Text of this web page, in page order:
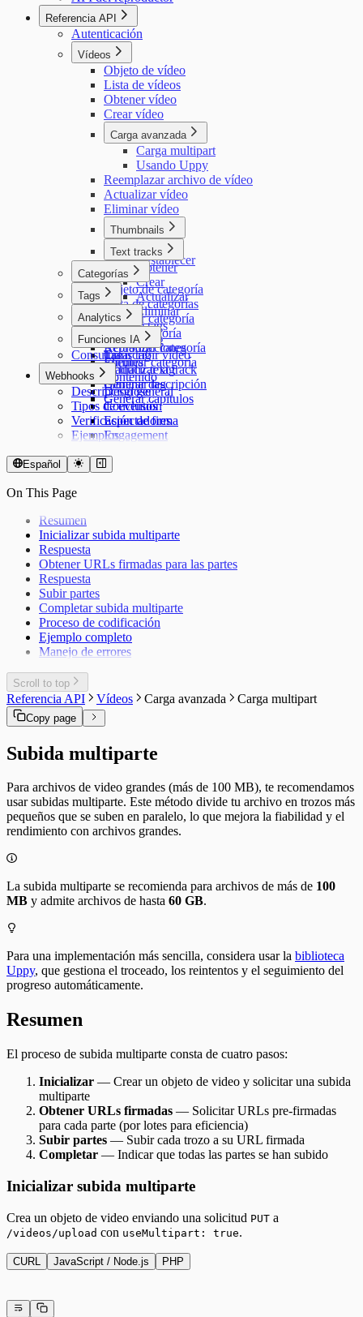
Referencia API
Autenticación
Vídeos
Objeto de vídeo
Lista de vídeos
Obtener vídeo
Crear vídeo
Carga avanzada
Carga multipart
Usando Uppy
Reemplazar archivo de vídeo
Actualizar vídeo
Eliminar vídeo
Thumbnails
Crear
Restablecer
Text tracks
Obtener
Crear
Actualizar
Eliminar
Categorías
Objeto de categoría
Lista de categorías
Obtener categoría
Crear categoría
Actualizar categoría
Eliminar categoría
Tags
Objeto
Lista de tags
Obtener tag
Crear tag
Actualizar tag
Eliminar tag
Analytics
Resumen
Reproducciones
Fuentes
Contenido
Desglose
Conclusión
Espectadores
Engagement
Funciones IA
Transcribir vídeo
Traducir text track
Generar descripción
Generar capítulos
Consultas
Webhooks
Descripción general
Tipos de eventos
Verificación de firma
Ejemplos
Español
On This Page
Resumen
Inicializar subida multiparte
Respuesta
Obtener URLs firmadas para las partes
Respuesta
Subir partes
Completar subida multiparte
Proceso de codificación
Ejemplo completo
Manejo de errores
Scroll to top
Referencia API Vídeos Carga avanzada Carga multipart
Copy page
Subida multiparte
Para archivos de video grandes (más de 100 MB), te recomendamos
usar subidas multiparte. Este método divide tu archivo en trozos más
pequeños que se suben en paralelo, lo que mejora la fiabilidad y el
rendimiento con archivos grandes.
La subida multiparte se recomienda para archivos de más de 100
MB y admite archivos de hasta 60 GB.
Para una implementación más sencilla, considera usar la biblioteca
Uppy, que gestiona el troceado, los reintentos y el seguimiento del
progreso automáticamente.
Resumen
El proceso de subida multiparte consta de cuatro pasos:
Inicializar — Crear un objeto de video y solicitar una subida
multiparte
Obtener URLs firmadas — Solicitar URLs pre-firmadas
para cada parte (por lotes para eficiencia)
Subir partes — Subir cada trozo a su URL firmada
Completar — Indicar que todas las partes se han subido
Inicializar subida multiparte
Crea un objeto de video enviando una solicitud PUT a
/videos/upload con useMultipart: true.
CURL JavaScript / Node.js PHP